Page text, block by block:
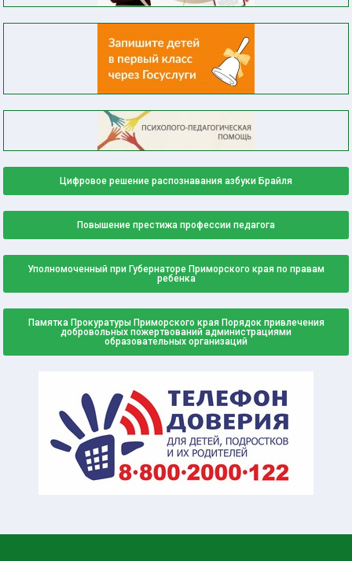
Цифровое решение распознавания азбуки Брайля
Повышение престижа профессии педагога
Уполномоченный при Губернаторе Приморского края по правам
ребенка
Памятка Прокуратуры Приморского края Порядок привлечения
добровольных пожертвований администрациями
образовательных организаций